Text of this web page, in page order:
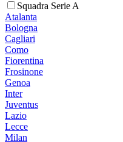
Squadra Serie A
Atalanta
Bologna
Cagliari
Como
Fiorentina
Frosinone
Genoa
Inter
Juventus
Lazio
Lecce
Milan